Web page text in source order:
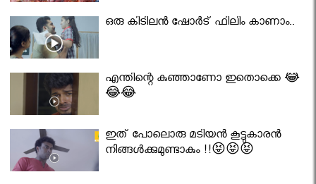
ഒരു കിടിലൻ ഷോർട് ഫിലിം കാണാം..
എന്തിന്റെ കുഞ്ഞാണോ ഇതൊക്കെ 😂
😂😂
ഇത് പോലൊരു മടിയൻ കൂട്ടുകാരൻ
നിങ്ങൾക്കുമുണ്ടാകും !!😝😝😝